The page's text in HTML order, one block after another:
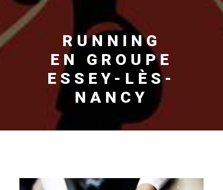
RUNNING
EN GROUPE
ESSEY-LÈS-
NANCY